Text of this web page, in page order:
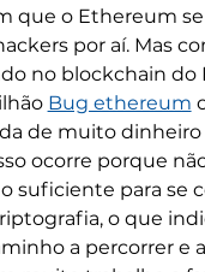
que o Ethereum
por aí. Mas
no blockchain do
Bug ethereum
de muito
ocorre porque
suficiente para se
o que
a percorrer e